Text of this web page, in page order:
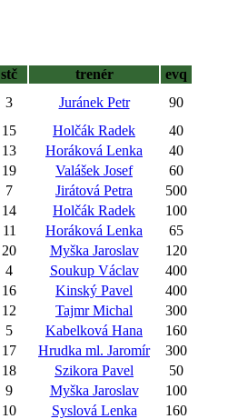
stč trenér
evq
3 Juránek Petr
90
15 Holčák Radek
40
13 Horáková Lenka
40
19 Valášek Josef
60
7 Jirátová Petra
500
14 Holčák Radek
100
11 Horáková Lenka
65
20 Myška Jaroslav
120
4 Soukup Václav
400
16 Kinský Pavel
400
12 Tajmr Michal
300
5 Kabelková Hana
160
17 Hrudka ml. Jaromír
300
18 Szikora Pavel
50
9 Myška Jaroslav
100
10 Syslová Lenka
160